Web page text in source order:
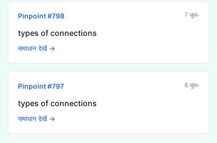
Pinpoint #798 7 जुल॰
types of connections
समाधान देखें →
Pinpoint #797 6 जुल॰
types of connections
समाधान देखें →